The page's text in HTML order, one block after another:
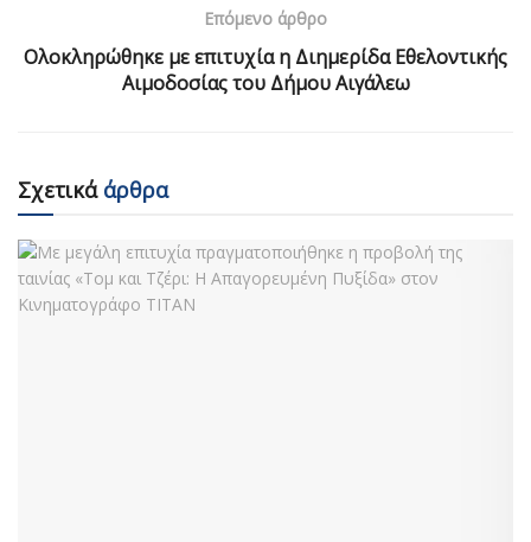
Επόμενο άρθρο
Ολοκληρώθηκε με επιτυχία η Διημερίδα Εθελοντικής
Αιμοδοσίας του Δήμου Αιγάλεω
Σχετικάάρθρα